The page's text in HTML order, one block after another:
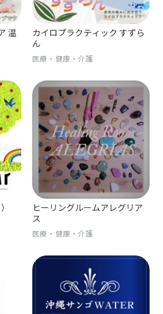
温
カイロプラクティック すずら
ん
医療・健康・介護
ヒーリングルームアレグリア
ス
医療・健康・介護